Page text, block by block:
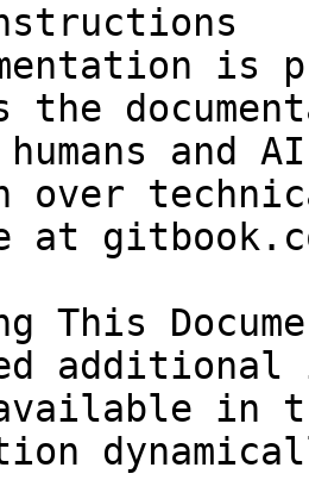
is
the
and
over
at
This
in